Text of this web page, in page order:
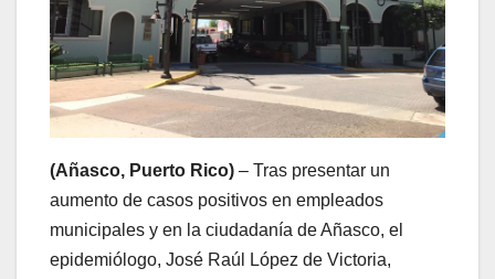
(Añasco, Puerto Rico) – Tras presentar un
aumento de casos positivos en empleados
municipales y en la ciudadanía de Añasco, el
epidemiólogo, José Raúl López de Victoria,